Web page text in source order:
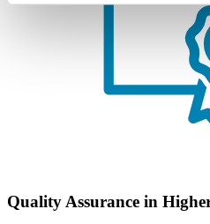
Quality Assurance in